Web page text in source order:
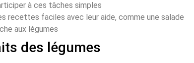
à ces tâches simples
recettes faciles avec leur aide, comme une salade
aux légumes
des légumes